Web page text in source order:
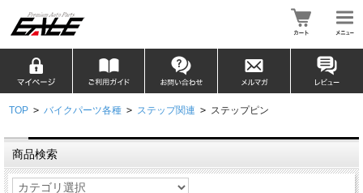
TOP > バイクパーツ各種 > ステップ関連 > ステップピン
商品検索